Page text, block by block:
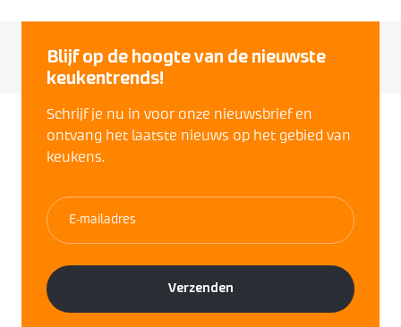
Blijf op de hoogte van de nieuwste
keukentrends!
Schrijf je nu in voor onze nieuwsbrief en
ontvang het laatste nieuws op het gebied van
keukens.